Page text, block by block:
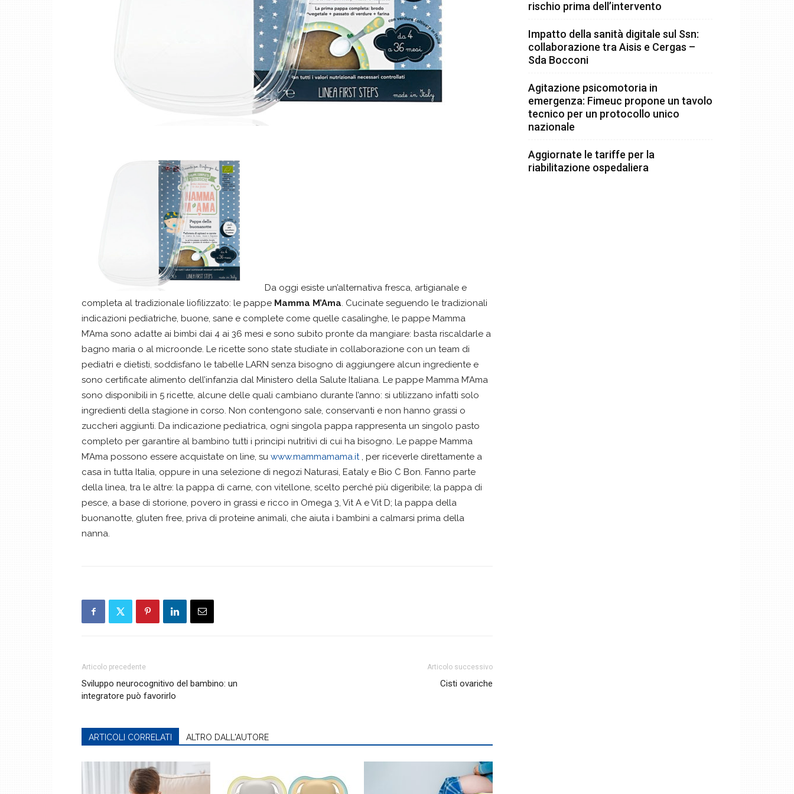
Da oggi esiste un’alternativa fresca, artigianale e
completa al tradizionale liofilizzato: le pappe Mamma M’Ama. Cucinate seguendo le tradizionali
indicazioni pediatriche, buone, sane e complete come quelle casalinghe, le pappe Mamma
M’Ama sono adatte ai bimbi dai 4 ai 36 mesi e sono subito pronte da mangiare: basta riscaldarle a
bagno maria o al microonde. Le ricette sono state studiate in collaborazione con un team di
pediatri e dietisti, soddisfano le tabelle LARN senza bisogno di aggiungere alcun ingrediente e
sono certificate alimento dell’infanzia dal Ministero della Salute Italiana. Le pappe Mamma M’Ama
sono disponibili in 5 ricette, alcune delle quali cambiano durante l’anno: si utilizzano infatti solo
ingredienti della stagione in corso. Non contengono sale, conservanti e non hanno grassi o
zuccheri aggiunti. Da indicazione pediatrica, ogni singola pappa rappresenta un singolo pasto
completo per garantire al bambino tutti i principi nutritivi di cui ha bisogno. Le pappe Mamma
M’Ama possono essere acquistate on line, su www.mammamama.it, per riceverle direttamente a
casa in tutta Italia, oppure in una selezione di negozi Naturasi, Eataly e Bio C Bon. Fanno parte
della linea, tra le altre: la pappa di carne, con vitellone, scelto perché più digeribile; la pappa di
pesce, a base di storione, povero in grassi e ricco in Omega 3, Vit A e Vit D; la pappa della
buonanotte, gluten free, priva di proteine animali, che aiuta i bambini a calmarsi prima della
nanna.
Articolo precedente
Sviluppo neurocognitivo del bambino: un
integratore può favorirlo
Articolo successivo
Cisti ovariche
ARTICOLI CORRELATI ALTRO DALL'AUTORE
rischio prima dell’intervento
Impatto della sanità digitale sul Ssn:
collaborazione tra Aisis e Cergas –
Sda Bocconi
Agitazione psicomotoria in
emergenza: Fimeuc propone un tavolo
tecnico per un protocollo unico
nazionale
Aggiornate le tariffe per la
riabilitazione ospedaliera